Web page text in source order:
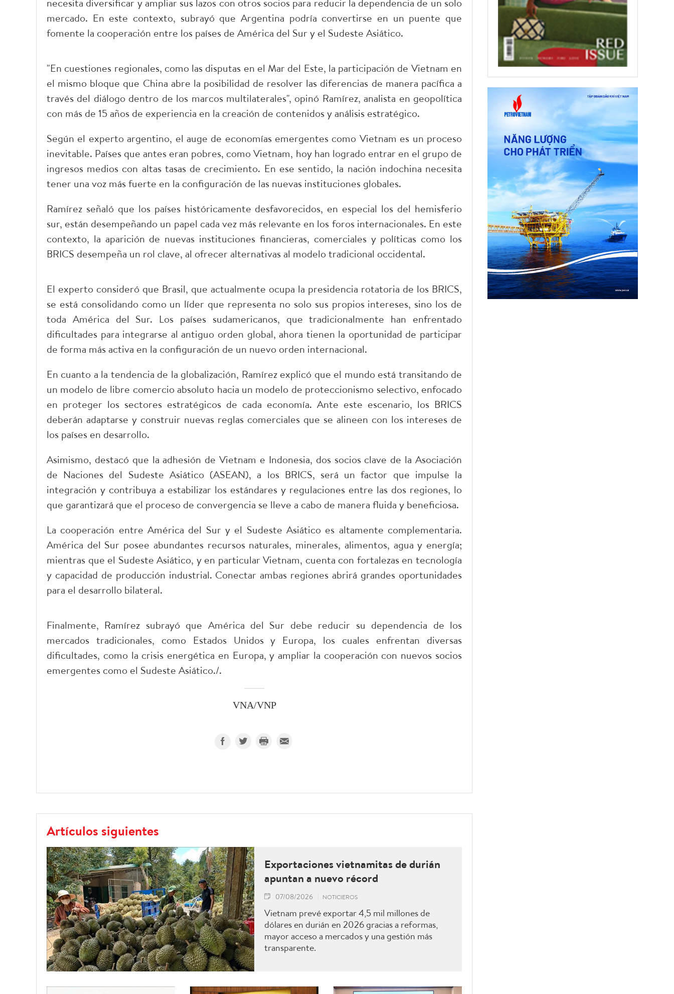
mercado. En este contexto, subrayó que Argentina podría convertirse en un puente que
fomente la cooperación entre los países de América del Sur y el Sudeste Asiático.
"En cuestiones regionales, como las disputas en el Mar del Este, la participación de Vietnam en
el mismo bloque que China abre la posibilidad de resolver las diferencias de manera pacífica a
través del diálogo dentro de los marcos multilaterales", opinó Ramírez, analista en geopolítica
con más de 15 años de experiencia en la creación de contenidos y análisis estratégico.
Según el experto argentino, el auge de economías emergentes como Vietnam es un proceso
inevitable. Países que antes eran pobres, como Vietnam, hoy han logrado entrar en el grupo de
ingresos medios con altas tasas de crecimiento. En ese sentido, la nación indochina necesita
tener una voz más fuerte en la configuración de las nuevas instituciones globales.
Ramírez señaló que los países históricamente desfavorecidos, en especial los del hemisferio
sur, están desempeñando un papel cada vez más relevante en los foros internacionales. En este
contexto, la aparición de nuevas instituciones financieras, comerciales y políticas como los
BRICS desempeña un rol clave, al ofrecer alternativas al modelo tradicional occidental.
El experto consideró que Brasil, que actualmente ocupa la presidencia rotatoria de los BRICS,
se está consolidando como un líder que representa no solo sus propios intereses, sino los de
toda América del Sur. Los países sudamericanos, que tradicionalmente han enfrentado
dificultades para integrarse al antiguo orden global, ahora tienen la oportunidad de participar
de forma más activa en la configuración de un nuevo orden internacional.
En cuanto a la tendencia de la globalización, Ramírez explicó que el mundo está transitando de
un modelo de libre comercio absoluto hacia un modelo de proteccionismo selectivo, enfocado
en proteger los sectores estratégicos de cada economía. Ante este escenario, los BRICS
deberán adaptarse y construir nuevas reglas comerciales que se alineen con los intereses de
los países en desarrollo.
Asimismo, destacó que la adhesión de Vietnam e Indonesia, dos socios clave de la Asociación
de Naciones del Sudeste Asiático (ASEAN), a los BRICS, será un factor que impulse la
integración y contribuya a estabilizar los estándares y regulaciones entre las dos regiones, lo
que garantizará que el proceso de convergencia se lleve a cabo de manera fluida y beneficiosa.
La cooperación entre América del Sur y el Sudeste Asiático es altamente complementaria.
América del Sur posee abundantes recursos naturales, minerales, alimentos, agua y energía;
mientras que el Sudeste Asiático, y en particular Vietnam, cuenta con fortalezas en tecnología
y capacidad de producción industrial. Conectar ambas regiones abrirá grandes oportunidades
para el desarrollo bilateral.
Finalmente, Ramírez subrayó que América del Sur debe reducir su dependencia de los
mercados tradicionales, como Estados Unidos y Europa, los cuales enfrentan diversas
dificultades, como la crisis energética en Europa, y ampliar la cooperación con nuevos socios
emergentes como el Sudeste Asiático./.
VNA/VNP
Artículos siguientes
Exportaciones vietnamitas de durián
apuntan a nuevo récord
07/08/2026 NOTICIEROS
Vietnam prevé exportar 4,5 mil millones de
dólares en durián en 2026 gracias a reformas,
mayor acceso a mercados y una gestión más
transparente.